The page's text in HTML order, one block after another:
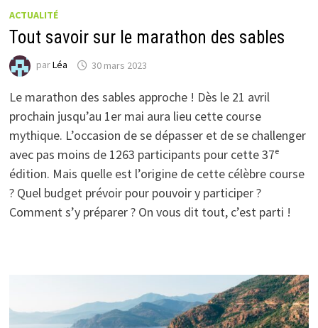
ACTUALITÉ
Tout savoir sur le marathon des sables
parLéa 30 mars 2023
Le marathon des sables approche ! Dès le 21 avril
prochain jusqu’au 1er mai aura lieu cette course
mythique. L’occasion de se dépasser et de se challenger
avec pas moins de 1263 participants pour cette 37ᵉ
édition. Mais quelle est l’origine de cette célèbre course
? Quel budget prévoir pour pouvoir y participer ?
Comment s’y préparer ? On vous dit tout, c’est parti !